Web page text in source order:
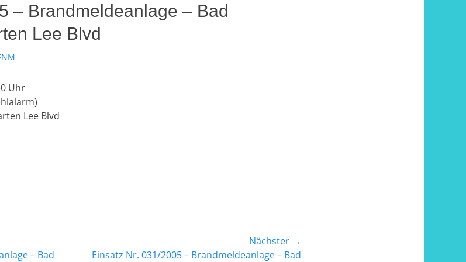
– Brandmeldeanlage – Bad
Lee Blvd
Uhr
Lee Blvd
– Bad
Nächster →
Nächster
Einsatz Nr. 031/2005 – Brandmeldeanlage – Bad